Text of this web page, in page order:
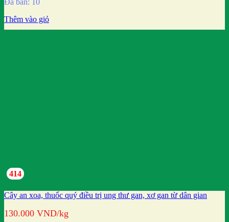
Thêm vào giỏ
414
Cây an xoa, thuốc quý điều trị ung thư gan, xơ gan từ dân gian
130.000 VND/kg